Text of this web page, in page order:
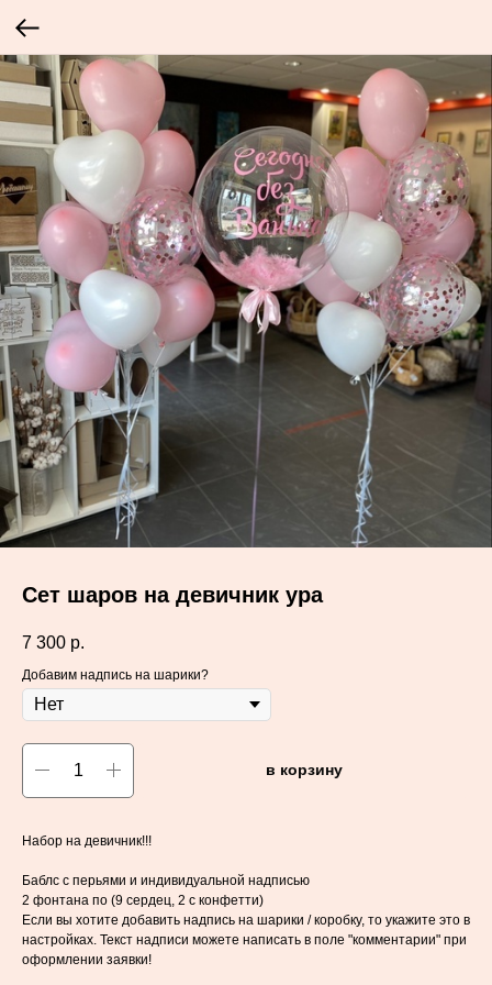
Сет шаров на девичник ура
7 300 р.
Добавим надпись на шарики?
в корзину
Набор на девичник!!!
Баблс с перьями и индивидуальной надписью
2 фонтана по (9 сердец, 2 с конфетти)
Если вы хотите добавить надпись на шарики / коробку, то укажите это в
настройках. Текст надписи можете написать в поле "комментарии" при
оформлении заявки!